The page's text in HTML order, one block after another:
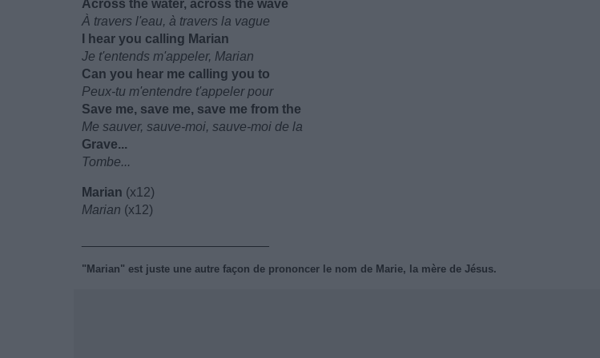
Across the water, across the wave
À travers l'eau, à travers la vague
I hear you calling Marian
Je t'entends m'appeler, Marian
Can you hear me calling you to
Peux-tu m'entendre t'appeler pour
Save me, save me, save me from the
Me sauver, sauve-moi, sauve-moi de la
Grave...
Tombe...
Marian (x12)
Marian (x12)
"Marian" est juste une autre façon de prononcer le nom de Marie, la mère de Jésus.